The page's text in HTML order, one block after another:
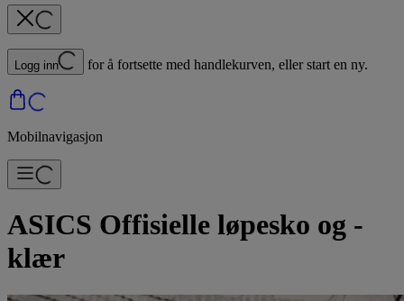
Logg inn for å fortsette med handlekurven, eller start en ny.
Mobilnavigasjon
ASICS Offisielle løpesko og -
klær